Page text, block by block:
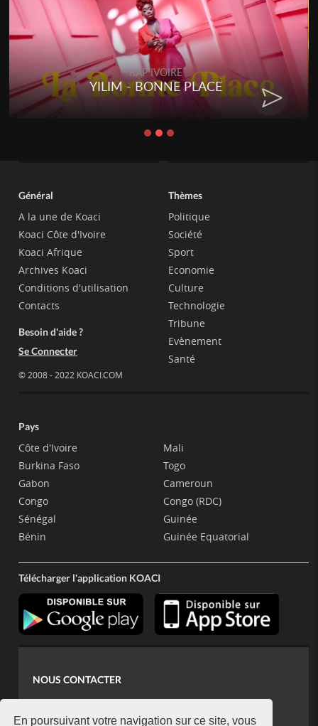
En poursuivant votre navigation sur ce site, vous
RAP IVOIRE
RENARD BARAKISSA - DOS DE
CHAT
Général
A la une de Koaci
Koaci Côte d'Ivoire
Koaci Afrique
Archives Koaci
Conditions d'utilisation
Contacts
Besoin d'aide ?
Se Connecter
© 2008 - 2022 KOACI.COM
Thèmes
Politique
Société
Sport
Economie
Culture
Technologie
Tribune
Evènement
Santé
Pays
Côte d'Ivoire
Burkina Faso
Gabon
Congo
Sénégal
Bénin
Mali
Togo
Cameroun
Congo (RDC)
Guinée
Guinée Equatorial
Télécharger l'application KOACI
NOUS CONTACTER